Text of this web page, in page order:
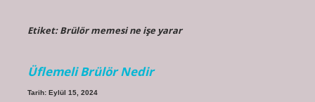
Etiket:Brülör memesi ne işe yarar
Üflemeli Brülör Nedir
Tarih: Eylül 15, 2024